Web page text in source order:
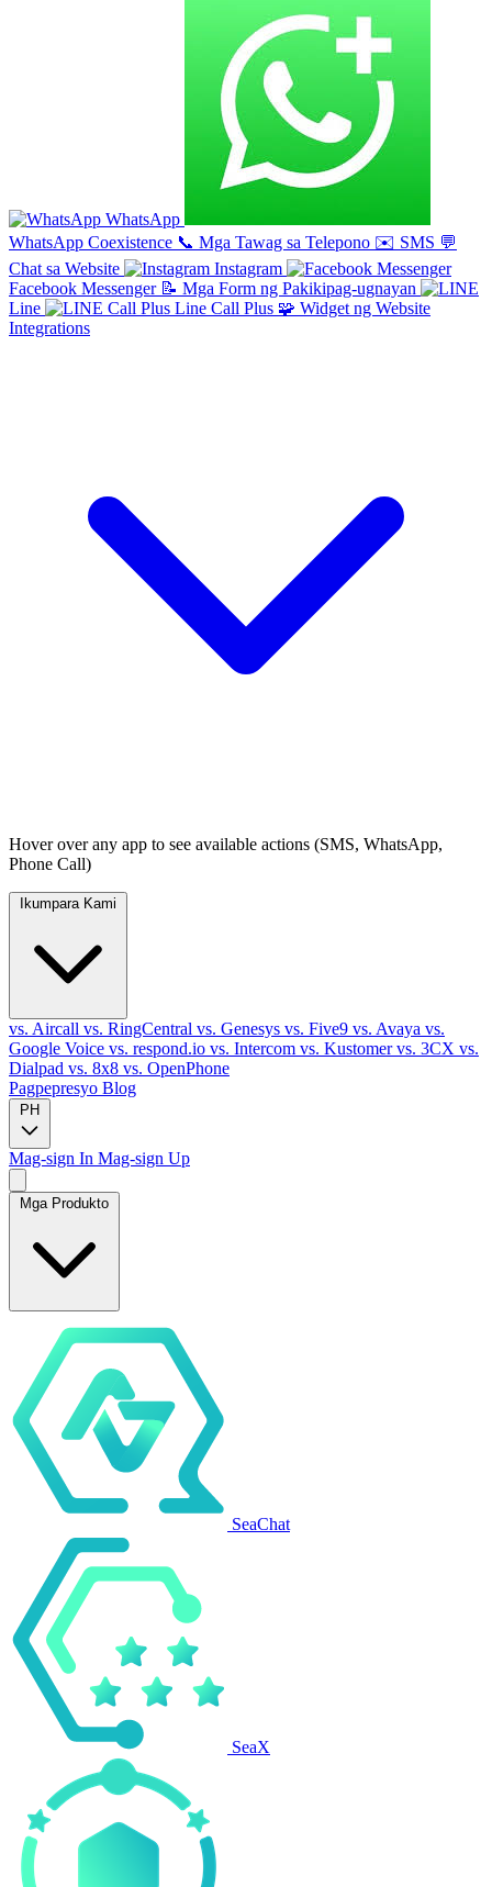
WhatsApp
WhatsApp Coexistence 📞 Mga Tawag sa Telepono ✉️ SMS 💬
Chat sa Website
Instagram
Facebook Messenger 📝 Mga Form ng Pakikipag-ugnayan
Line
Line Call Plus 🧩 Widget ng Website
Integrations
Hover over any app to see available actions (SMS, WhatsApp,
Phone Call)
vs. Aircall vs. RingCentral vs. Genesys vs. Five9 vs. Avaya vs.
Google Voice vs. respond.io vs. Intercom vs. Kustomervs. 3CX vs.
Dialpad vs. 8x8 vs. OpenPhone
Pagpepresyo Blog
PH
Mag-sign In Mag-sign Up
Mga Produkto
SeaChat
SeaX